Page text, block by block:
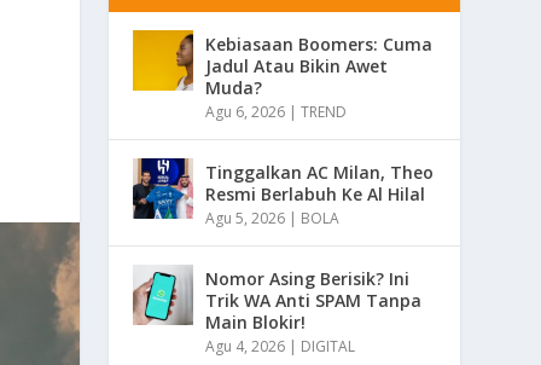
Kebiasaan Boomers: Cuma
Jadul Atau Bikin Awet
Muda?
Agu 6, 2026 |TREND
Tinggalkan AC Milan, Theo
Resmi Berlabuh Ke Al Hilal
Agu 5, 2026 | BOLA
Nomor Asing Berisik? Ini
Trik WA Anti SPAM Tanpa
Main Blokir!
Agu 4, 2026 | DIGITAL